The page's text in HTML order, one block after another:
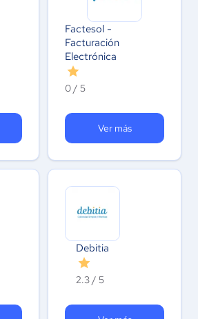
Factesol -
Facturación
Electrónica
0 / 5
Ver más
Debitia
2.3 / 5